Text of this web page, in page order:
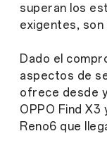
superan los
exigentes, son
Dado el
aspectos de
ofrece desde
OPPO Find X3
Reno6 que